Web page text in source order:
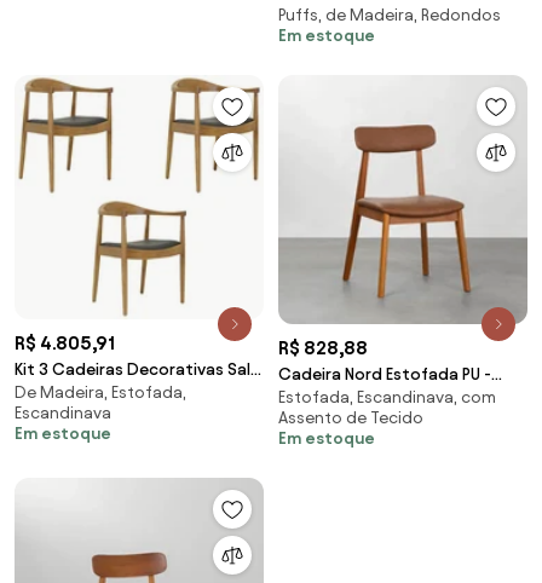
Veludo com Pés Escandinavo -
Marrom - Pequeno 35cm
Puffs, de Madeira, Redondos
Em estoque
R$ 4.805,91
Kit 3 Cadeiras Decorativas Sala
e Escritório Colonial Madeira
Bege G56 - Gran Belo
De Madeira, Estofada,
Escandinava
Em estoque
R$ 828,88
Cadeira Nord Estofada PU -
Cognac
Estofada, Escandinava, com
Assento de Tecido
Em estoque